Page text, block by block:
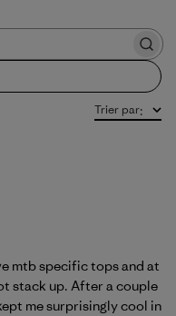
Trier par:
mtb specific tops and at
stack up. After a couple
me surprisingly cool in